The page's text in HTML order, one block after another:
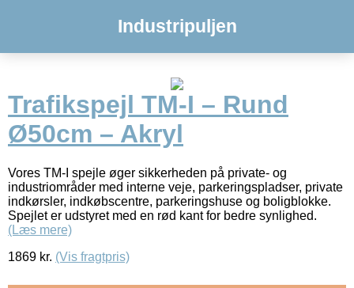
Industripuljen
Trafikspejl TM-I – Rund
Ø50cm – Akryl
Vores TM-I spejle øger sikkerheden på private- og
industriområder med interne veje, parkeringspladser, private
indkørsler, indkøbscentre, parkeringshuse og boligblokke.
Spejlet er udstyret med en rød kant for bedre synlighed.
(Læs mere)
1869 kr. (Vis fragtpris)